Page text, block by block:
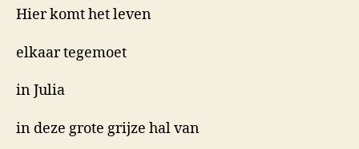
Hier komt het leven
elkaar tegemoet
in Julia
in deze grote grijze hal van